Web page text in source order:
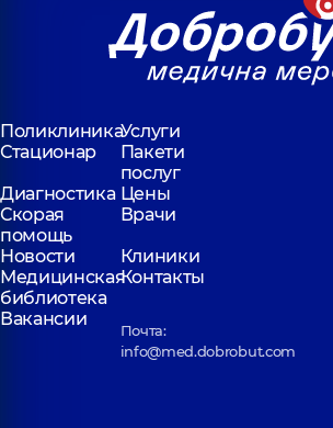
ПоликлиникаУслуги
Стационар
Пакети
послуг
Диагностика Цены
Скорая
помощь
Врачи
Новости
Клиники
Медицинская
библиотека
Контакты
Вакансии
Почта:
info@med.dobrobut.com